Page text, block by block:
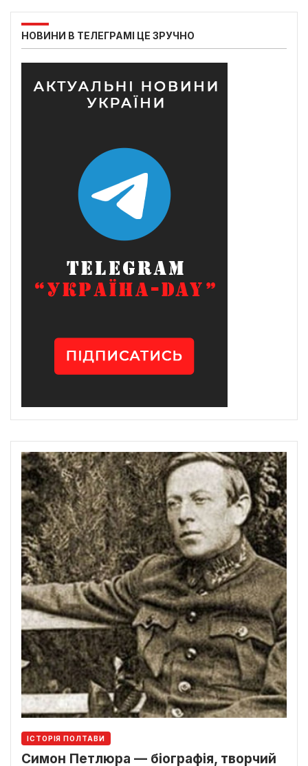
НОВИНИ В ТЕЛЕГРАМІ ЦЕ ЗРУЧНО
ІСТОРІЯ ПОЛТАВИ
Симон Петлюра — біографія, творчий